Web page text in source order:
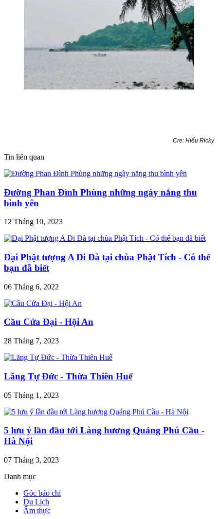
Cre: Hiếu Ricky
Tin liên quan
Đường Phan Đình Phùng những ngày nắng thu
bình yên
12 Tháng 10, 2023
Đại Phật tượng A Di Đà tại chùa Phật Tích - Có thể
bạn đã biết
06 Tháng 6, 2022
Cầu Cửa Đại - Hội An
28 Tháng 7, 2023
Lăng Tự Đức - Thừa Thiên Huế
05 Tháng 1, 2023
5 lưu ý lần đầu tới Làng hương Quảng Phú Cầu -
Hà Nội
07 Tháng 3, 2023
Danh mục
Góc báo chí
Du Lịch
Ẩm thực